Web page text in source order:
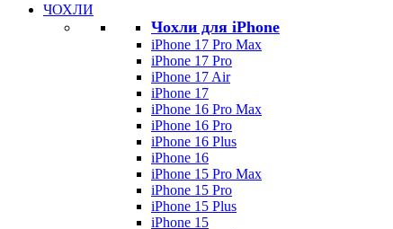
ЧОХЛИ
Чохли для iPhone
iPhone 17 Pro Max
iPhone 17 Pro
iPhone 17 Air
iPhone 17
iPhone 16 Pro Max
iPhone 16 Pro
iPhone 16 Plus
iPhone 16
iPhone 15 Pro Max
iPhone 15 Pro
iPhone 15 Plus
iPhone 15